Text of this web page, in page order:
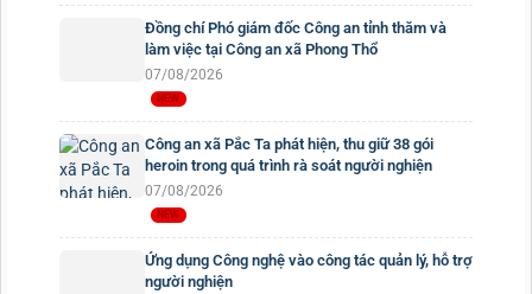
Đồng chí Phó giám đốc Công an tỉnh thăm và
làm việc tại Công an xã Phong Thổ
07/08/2026
Công an xã Pắc Ta phát hiện, thu giữ 38 gói
heroin trong quá trình rà soát người nghiện
07/08/2026
Ứng dụng Công nghệ vào công tác quản lý, hỗ trợ
người nghiện